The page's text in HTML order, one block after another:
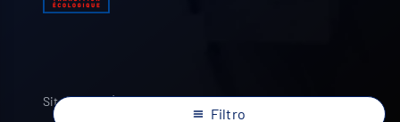
Filtro
Sito web di